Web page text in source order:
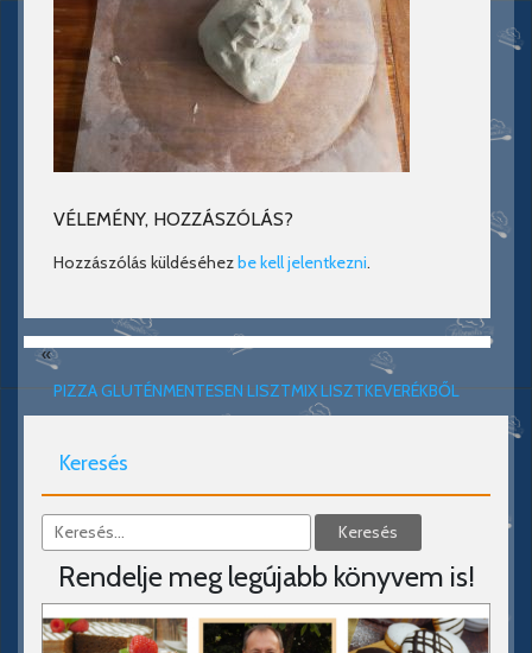
VÉLEMÉNY, HOZZÁSZÓLÁS?
Hozzászólás küldéséhezbe kell jelentkezni.
«
PIZZA GLUTÉNMENTESEN LISZTMIX LISZTKEVERÉKBŐL
Keresés
Rendelje meg legújabb könyvem is!